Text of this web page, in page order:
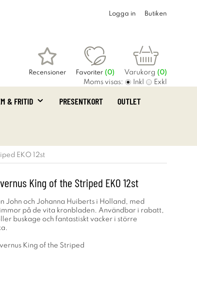
Logga in Butiken
Recensioner Favoriter (0) Varukorg (0)
Moms visas: Inkl Exkl
& FRITID PRESENTKORT OUTLET
EKO 12st
King of the Striped EKO 12st
John och Johanna Huiberts i Holland, med
på de vita kronbladen. Användbar i rabatt,
buskage och fantastiskt vacker i större
King of the Striped